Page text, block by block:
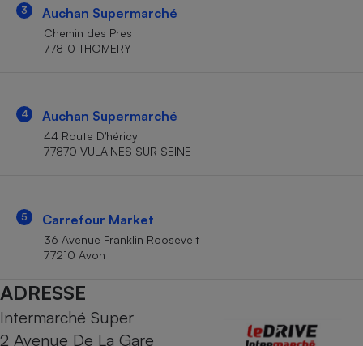
3 Auchan Supermarché
Chemin des Pres
77810 THOMERY
4 Auchan Supermarché
44 Route D’héricy
77870 VULAINES SUR SEINE
5 Carrefour Market
36 Avenue Franklin Roosevelt
77210 Avon
ADRESSE
Intermarché Super
2 Avenue De La Gare